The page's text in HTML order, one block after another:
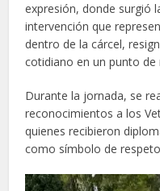
expresión, donde surgió
intervención que
dentro de la cárcel,
cotidiano en un punto
Durante la jornada, se
reconocimientos a los
quienes recibieron
como símbolo de